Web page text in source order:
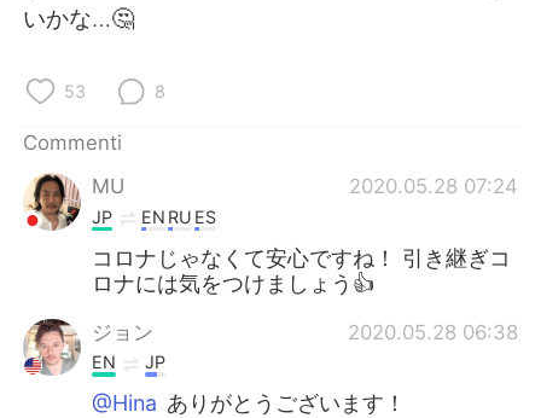
繁體中文
العربية
Deutsch
한국어
Indonesia
Türkçe
Português
いかな…🤔
53 8
Commenti
MU
2020.05.28 07:24
JP EN RU ES
コロナじゃなくて安心ですね！ 引き継ぎコ
ロナには気をつけましょう👍
ジョン 2020.05.28 06:38
EN JP
@Hina ありがとうございます！